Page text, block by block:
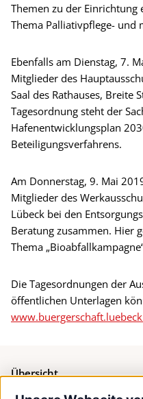
Themen zu der Einrichtung
Thema Palliativpflege- und
Ebenfalls am Dienstag, 7.
Mitglieder des
Saal des Rathauses, Breite
Tagesordnung steht der
Hafenentwicklungsplan
Beteiligungsverfahrens.
Am Donnerstag, 9. Mai
Mitglieder des
Lübeck bei den
Beratung zusammen. Hier
Thema
Die Tagesordnungen der
öffentlichen Unterlagen
Übersicht